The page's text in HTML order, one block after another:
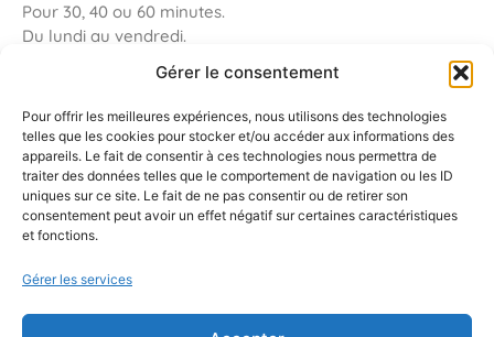
Gérer le consentement
Pour offrir les meilleures expériences, nous utilisons des technologies
telles que les cookies pour stocker et/ou accéder aux informations des
appareils. Le fait de consentir à ces technologies nous permettra de
traiter des données telles que le comportement de navigation ou les ID
uniques sur ce site. Le fait de ne pas consentir ou de retirer son
consentement peut avoir un effet négatif sur certaines caractéristiques
et fonctions.
Gérer les services
Pour 30, 40 ou 60 minutes.
Du lundi au vendredi.
UP Rosny Sous Bois
26, Rue Edouard Beaulieu
93110 Rosny Sous Bois